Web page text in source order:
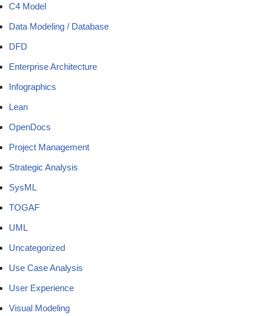
C4 Model
Data Modeling / Database
DFD
Enterprise Architecture
Infographics
Lean
OpenDocs
Project Management
Strategic Analysis
SysML
TOGAF
UML
Uncategorized
Use Case Analysis
User Experience
Visual Modeling